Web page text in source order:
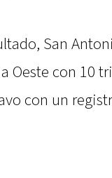
San
Oeste con 10
con un